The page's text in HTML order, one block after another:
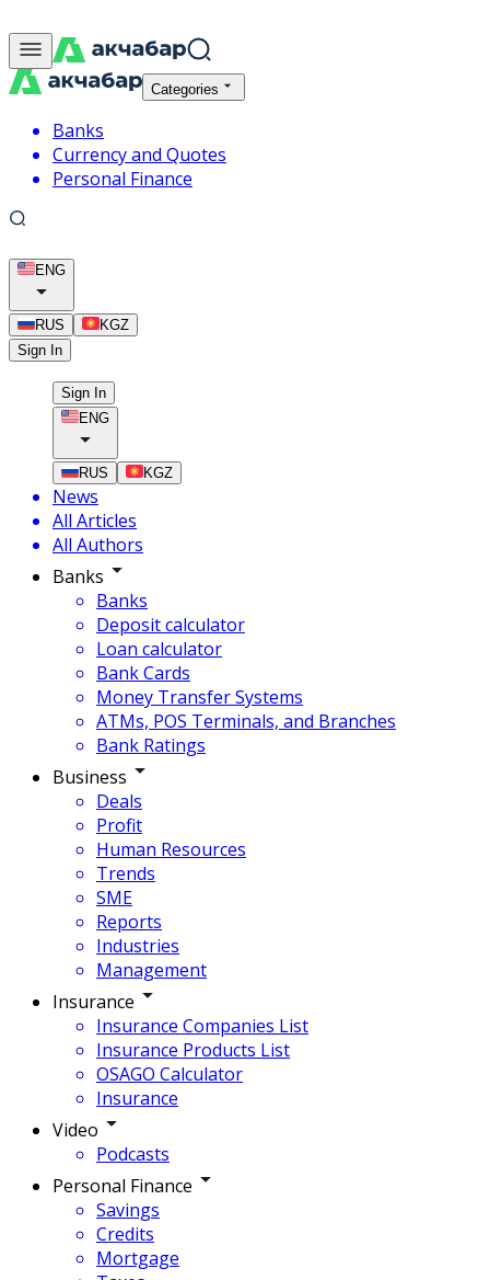
Categories
Banks
Currency and Quotes
Personal Finance
ENG
RUS
KGZ
Sign In
Sign In
ENG
RUS KGZ
News
All Articles
All Authors
Banks
Banks
Deposit calculator
Loan calculator
Bank Cards
Money Transfer Systems
ATMs, POS Terminals, and Branches
Bank Ratings
Business
Deals
Profit
Human Resources
Trends
SME
Reports
Industries
Management
Insurance
Insurance Companies List
Insurance Products List
OSAGO Calculator
Insurance
Video
Podcasts
Personal Finance
Savings
Credits
Mortgage